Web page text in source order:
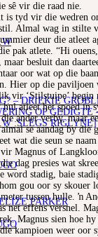
– DRIEKIE
OP
:SLEGS RIGLYNE]
PARKER
sê vir die raad nie.
tyd vir die
Almal wag in
deur die atleet
pak atlete. “Hi
besluit dan
oor wat op die
op die paviljoen
vir ‘Stilstuipe’
atleet het spoed
ander verby,
se aandag by die
die seun se
of
dag presies wat
stadig, baie
gou oor sy
tussen hulle. ŉ
net effens
Magnus sien hoe
kampioen weer oor